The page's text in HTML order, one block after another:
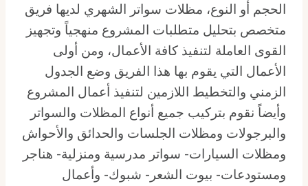
الحجم أو النوع، مظلات سواتر الشهري لديها فريق
متخصص بتحليل متطلبات المشروع منهجياً وتجهيز
القوى العاملة لتنفيذ كافة الأعمال، ومن أولى
الأعمال التي يقوم بها هذا الفريق وضع الجدول
الزمني والتخطيط اللازمين لتنفيذ أعمال المشروع
وأيضاً نقوم بتركيب جميع أنواع المظلات والسواتر
والبرجولات ومظلات الجلسات والحدائق والأحواش
ومظلات السيارات- سواتر مدرسية ومنزلية- هناجر
ومستودعات- بيوت الشعر- شبوك- وأعمال